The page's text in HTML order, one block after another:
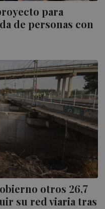
para
de personas con
otros 26,7
su red viaria tras